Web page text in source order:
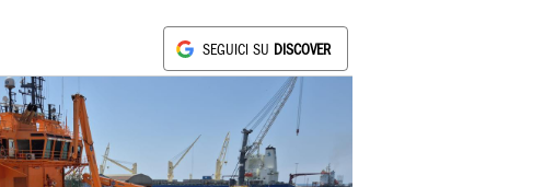
SEGUICI SU DISCOVER